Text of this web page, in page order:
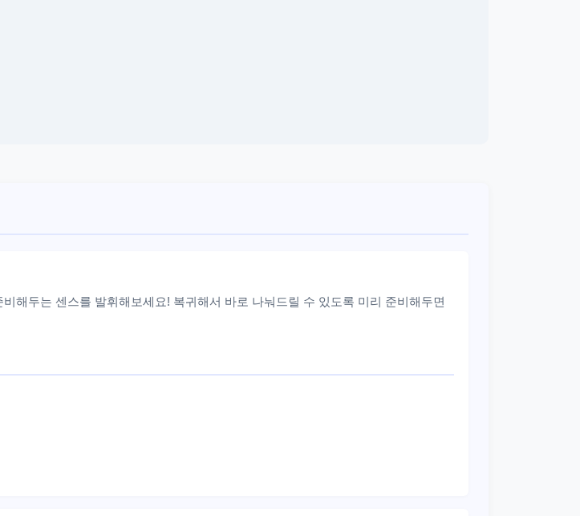
해두는 센스를 발휘해보세요! 복귀해서 바로 나눠드릴 수 있도록 미리 준비해두면